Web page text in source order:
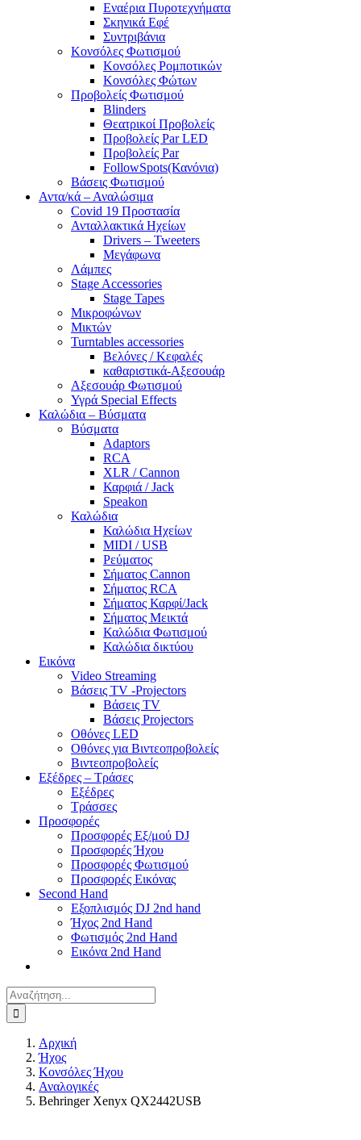
Εναέρια Πυροτεχνήματα
Σκηνικά Εφέ
Συντριβάνια
Κονσόλες Φωτισμού
Κονσόλες Ρομποτικών
Κονσόλες Φώτων
Προβολείς Φωτισμού
Blinders
Θεατρικοί Προβολείς
Προβολείς Par LED
Προβολείς Par
FollowSpots(Κανόνια)
Βάσεις Φωτισμού
Αντα/κά – Αναλώσιμα
Covid 19 Προστασία
Ανταλλακτικά Ηχείων
Drivers – Tweeters
Μεγάφωνα
Λάμπες
Stage Accessories
Stage Tapes
Μικροφώνων
Μικτών
Turntables accessories
Βελόνες / Κεφαλές
καθαριστικά-Αξεσουάρ
Αξεσουάρ Φωτισμού
Υγρά Special Effects
Καλώδια – Βύσματα
Βύσματα
Adaptors
RCA
XLR / Cannon
Καρφιά / Jack
Speakon
Καλώδια
Καλώδια Ηχείων
MIDI / USB
Ρεύματος
Σήματος Cannon
Σήματος RCA
Σήματος Καρφί/Jack
Σήματος Μεικτά
Καλώδια Φωτισμού
Καλώδια δικτύου
Εικόνα
Video Streaming
Βάσεις TV -Projectors
Βάσεις TV
Βάσεις Projectors
Οθόνες LED
Οθόνες για Βιντεοπροβολείς
Βιντεοπροβολείς
Εξέδρες – Τράσες
Εξέδρες
Τράσσες
Προσφορές
Προσφορές Εξ/μού DJ
Προσφορές Ήχου
Προσφορές Φωτισμού
Προσφορές Εικόνας
Second Hand
Εξοπλισμός DJ 2nd hand
Ήχος 2nd Hand
Φωτισμός 2nd Hand
Εικόνα 2nd Hand
Αναζήτηση
για:
Αρχική
Ήχος
Κονσόλες Ήχου
Αναλογικές
Behringer Xenyx QX2442USB